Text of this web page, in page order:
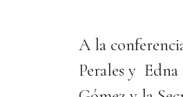
A la
Perales y